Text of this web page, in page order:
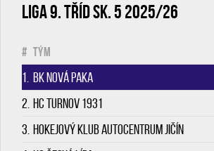
Liga 9. tříd sk. 5 2025/26
# Tým
1. BK Nová Paka
2. HC Turnov 1931
3. Hokejový klub Autocentrum Jičín